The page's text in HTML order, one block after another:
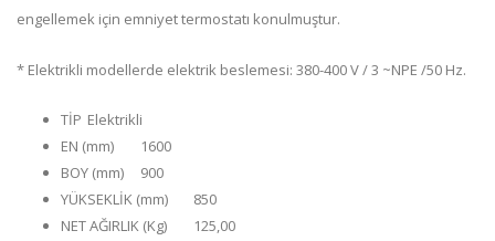
engellemek için emniyet termostatı konulmuştur.
* Elektrikli modellerde elektrik beslemesi: 380-400 V / 3 ~NPE /50 Hz.
TİP Elektrikli
EN (mm)
1600
BOY (mm)
900
YÜKSEKLİK (mm)
850
NET AĞIRLIK (Kg)
125,00